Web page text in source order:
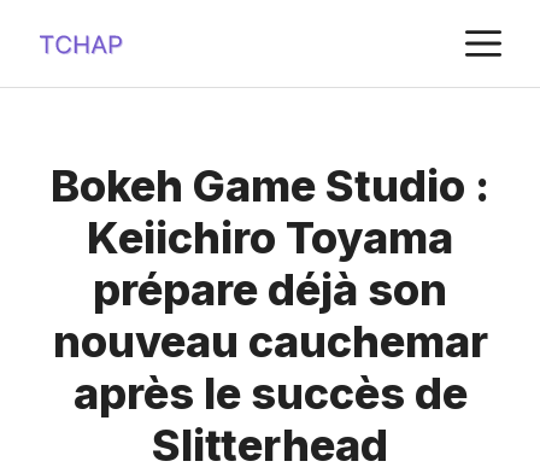
contenu
Bokeh Game Studio :
Keiichiro Toyama
prépare déjà son
nouveau cauchemar
après le succès de
Slitterhead